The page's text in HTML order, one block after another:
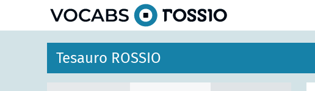
Tesauro ROSSIO
Gurus
Herbalistas
Herdeiras
Herdeiros
Heresiarcas
Hermafroditas
Heroínas